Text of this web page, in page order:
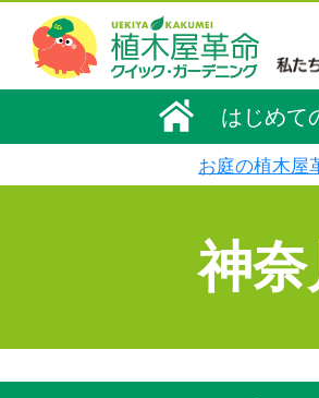
はじめて
お庭の植木屋
神